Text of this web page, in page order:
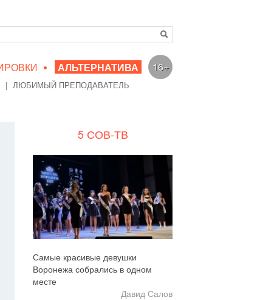
• АЛЬТЕРНАТИВА
| ЛЮБИМЫЙ ПРЕПОДАВАТЕЛЬ
16+
5 СОВ-ТВ
Самые красивые девушки
Воронежа собрались в одном
месте
Давид Салов